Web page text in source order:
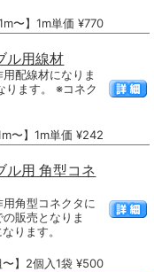
1m〜】1m単価 ¥770
ル用線材
配線材になりま
ります。 ※コネク
〜】1m単価 ¥242
ル用 角型コネ
角型コネクタに
販売となりま
ります。
〜】2個入1袋 ¥500